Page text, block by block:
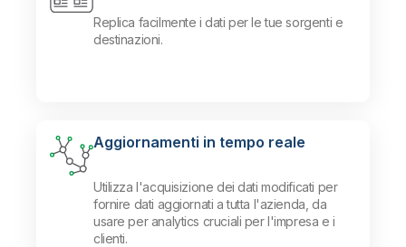
Replica facilmente i dati per le tue sorgenti e
destinazioni.
Aggiornamenti in tempo reale
Utilizza l'acquisizione dei dati modificati per
fornire dati aggiornati a tutta l'azienda, da
usare per analytics cruciali per l'impresa e i
clienti.